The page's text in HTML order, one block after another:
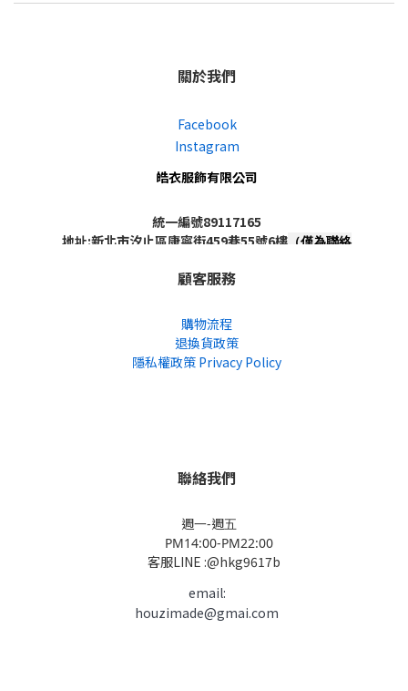
關於我們
Facebook
Instagram
皓衣服飾有限公司
統一編號89117165
地址:新北市汐止區康寧街459巷55號6樓 （僅為聯絡
顧客服務
購物流程
退換貨政策
隱私權政策 Privacy Policy
聯絡我們
週一-週五
PM14:00-PM22:00
客服LINE :@hkg9617b
email:
houzimade@gmai.com